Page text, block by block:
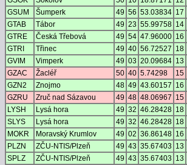
GSUM
Šumperk 49 56 53.03834 17
GTAB
Tábor 49 23 55.99758 14
GTRE
Česká Třebová 49 54 47.96000 16
GTRI
Třinec 49 40 56.72527 18
GVIM
Vimperk 49 03 20.09684 13
GZAC
Žacléř 50 40 5.74298 15
GZN2
Znojmo 48 49 43.60157 16
GZRU
Zruč nad Sázavou 49 48 48.06967 15
LYSH
Lysá hora 49 32 46.28428 18
SLYS
Lysá hora 49 32 46.28428 18
MOKR
Moravský Krumlov 49 02 36.86148 16
PLZN
ZČU-NTIS/Plzeň 49 43 35.67403 13
SPLZ
ZČU-NTIS/Plzeň 49 43 35.67403 13